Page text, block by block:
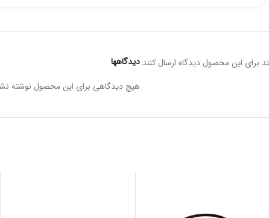
دیدگاهها
هیچ دیدگاهی برای این محصول نوشته
برای این محصول دیدگاه ارسال کنند.